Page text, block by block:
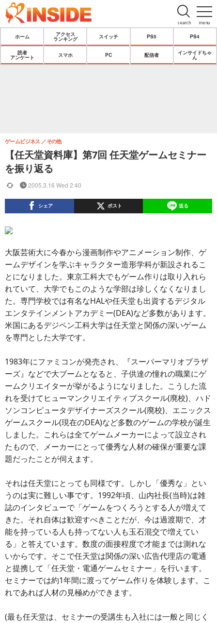
menu
search
ホーム
アクセス
ランキング
スイッチ PS5 PS4
読者
アンケート
スマホ PC 配信者
インサイドちゃ
ん
【任天堂資料庫】第7回 任天堂ゲームセミナー
を振り返る
ゲームビジネス その他
2005.3.16 Wed 2:40
シェア ポスト 送る
大阪芸術大に今春から漫画制作やアニメーション制作、ゲ
ームデザインを学ぶキャラクター造形学科が新設されるこ
とになりました。東京工科大でもゲーム作りは取り入れら
れていて、大学でもこのような学部は珍しくなくなりまし
た。専門学校では有名なHALや任天堂も出資するデジタル
エンタテインメントアカデミー(DEA)など多数があります。
米国にあるデジペン工科大学は任天堂と関係の深いゲーム
を専門とした大学です。
1983年にファミコンが発売され、『スーパーマリオブラザ
ーズ』などで大ブームとなると、子供達の憧れの職業にゲ
ームクリエイターが挙がるようになりました。こうした流
れを受けてヒューマンクリエイティブスクール(廃校)、ハド
ソンコンピュータデザイナーズスクール(廃校)、エニックス
ゲームスクール(現在のDEA)など多数のゲームの学校が誕生
しました。これらは全てゲームメーカーによって設立され
たもので、メーカーにとって優秀な人材の確保が重要な課
題だったことが伺えます。
それは任天堂にとっても同様です。しかし「優秀な」とい
うのは実に難しい事です。1992年頃、山内社長(当時)は雑
誌のインタビューで「ゲームをつくろうとする人が増えて
きた。それ自体は歓迎すべきことだが、今は過渡期で、才
能を持っている人も持ってない人も玉石混交で増えてい
る」と答えています。数度の面接程度で才能までは測れな
いからです。そこで任天堂は関係の深い広告代理店の電通
と提携して「任天堂・電通ゲームセミナー」を行います。
セミナーでは約1年間に渡ってゲーム作りを体験します。こ
れであれば人材の見極めができます。
(最も任天堂は、セミナーの受講生も入社には一般と同じく